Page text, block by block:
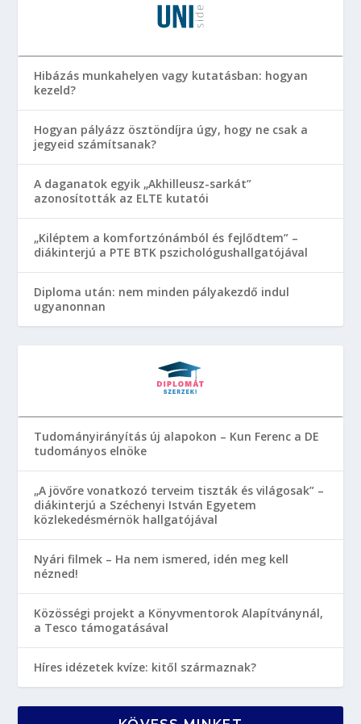
Hibázás munkahelyen vagy kutatásban: hogyan
kezeld?
Hogyan pályázz ösztöndíjra úgy, hogy ne csak a
jegyeid számítsanak?
A daganatok egyik „Akhilleusz-sarkát”
azonosították az ELTE kutatói
„Kiléptem a komfortzónámból és fejlődtem” –
diákinterjú a PTE BTK pszichológushallgatójával
Diploma után: nem minden pályakezdő indul
ugyanonnan
Tudományirányítás új alapokon – Kun Ferenc a DE
tudományos elnöke
„A jövőre vonatkozó terveim tiszták és világosak” –
diákinterjú a Széchenyi István Egyetem
közlekedésmérnök hallgatójával
Nyári filmek – Ha nem ismered, idén meg kell
nézned!
Közösségi projekt a Könyvmentorok Alapítványnál,
a Tesco támogatásával
Híres idézetek kvíze: kitől származnak?